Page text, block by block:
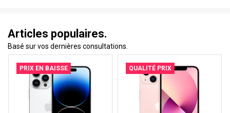
Articles populaires.
Basé sur vos dernières consultations.
PRIX EN BAISSE QUALITÉ PRIX